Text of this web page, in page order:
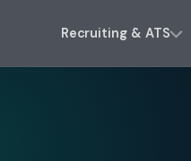
Recruiting & ATS